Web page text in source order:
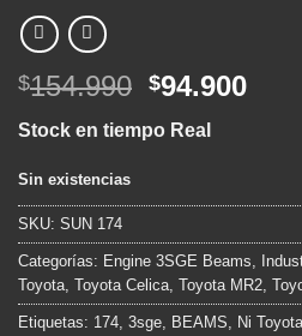
$154.990 El
precio
original
$154.990.
$94.900El
Stock en tiempo Real
Sin existencias
SKU: SUN 174
Categorías: Engine 3SGE Beams,
Toyota, Toyota Celica, Toyota MR2,
Etiquetas: 174, 3sge, BEAMS, Ni Toyota